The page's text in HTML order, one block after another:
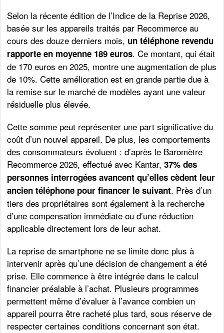
Selon la récente édition de l’Indice de la Reprise 2026,
basée sur les appareils traités par Recommerce au
cours des douze derniers mois, un téléphone revendu
rapporte en moyenne 189 euros. Ce montant, qui était
de 170 euros en 2025, montre une augmentation de plus
de 10%. Cette amélioration est en grande partie due à
la remise sur le marché de modèles ayant une valeur
résiduelle plus élevée.
Cette somme peut représenter une part significative du
coût d’un nouvel appareil. De plus, les comportements
des consommateurs évoluent : d’après le Baromètre
Recommerce 2026, effectué avec Kantar,37% des
personnes interrogées avancent qu’elles cèdent leur
ancien téléphone pour financer le suivant. Près d’un
tiers des propriétaires sont également à la recherche
d’une compensation immédiate ou d’une réduction
applicable directement lors de leur achat.
La reprise de smartphone ne se limite donc plus à
intervenir après qu’une décision de changement a été
prise. Elle commence à être intégrée dans le calcul
financier préalable à l’achat. Plusieurs programmes
permettent même d’évaluer à l’avance combien un
appareil pourra être racheté plus tard, sous réserve de
respecter certaines conditions concernant son état.